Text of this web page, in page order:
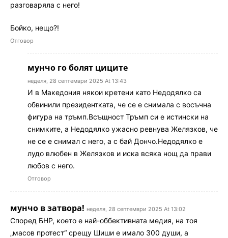
разговаряла с него!
Бойко, нещо?!
Отговор
мунчо го болят циците
неделя, 28 септември 2025 At 13:43
И в Македония някои кретени като Недодялко са
обвинили президентката, че се е снимала с восъчна
фигура на тръмп.Всъщност Тръмп си е истински на
снимките, а Недодялко ужасно ревнува Желязков, че
не се е снимал с него, а с бай Дончо.Недодялко е
лудо влюбен в Желязков и иска всяка нощ да прави
любов с него.
Отговор
мунчо в затвора! неделя, 28 септември 2025 At 13:02
Според БНР, което е най-оббективната медия, на тоя
„масов протест“ срещу Шиши е имало 300 души, а